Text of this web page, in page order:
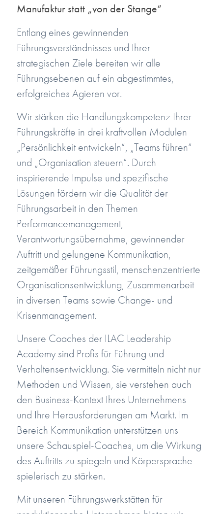
Manufaktur statt „von der Stange“
Entlang eines gewinnenden
Führungsverständnisses und Ihrer
strategischen Ziele bereiten wir alle
Führungsebenen auf ein abgestimmtes,
erfolgreiches Agieren vor.
Wir stärken die Handlungskompetenz Ihrer
Führungskräfte in drei kraftvollen Modulen
„Persönlichkeit entwickeln“, „Teams führen“
und „Organisation steuern“. Durch
inspirierende Impulse und spezifische
Lösungen fördern wir die Qualität der
Führungsarbeit in den Themen
Performancemanagement,
Verantwortungsübernahme, gewinnender
Auftritt und gelungene Kommunikation,
zeitgemäßer Führungsstil, menschenzentrierte
Organisationsentwicklung, Zusammenarbeit
in diversen Teams sowie Change- und
Krisenmanagement.
Unsere Coaches der ILAC Leadership
Academy sind Profis für Führung und
Verhaltensentwicklung. Sie vermitteln nicht nur
Methoden und Wissen, sie verstehen auch
den Business-Kontext Ihres Unternehmens
und Ihre Herausforderungen am Markt. Im
Bereich Kommunikation unterstützen uns
unsere Schauspiel-Coaches, um die Wirkung
des Auftritts zu spiegeln und Körpersprache
spielerisch zu stärken.
Mit unseren Führungswerkstätten für